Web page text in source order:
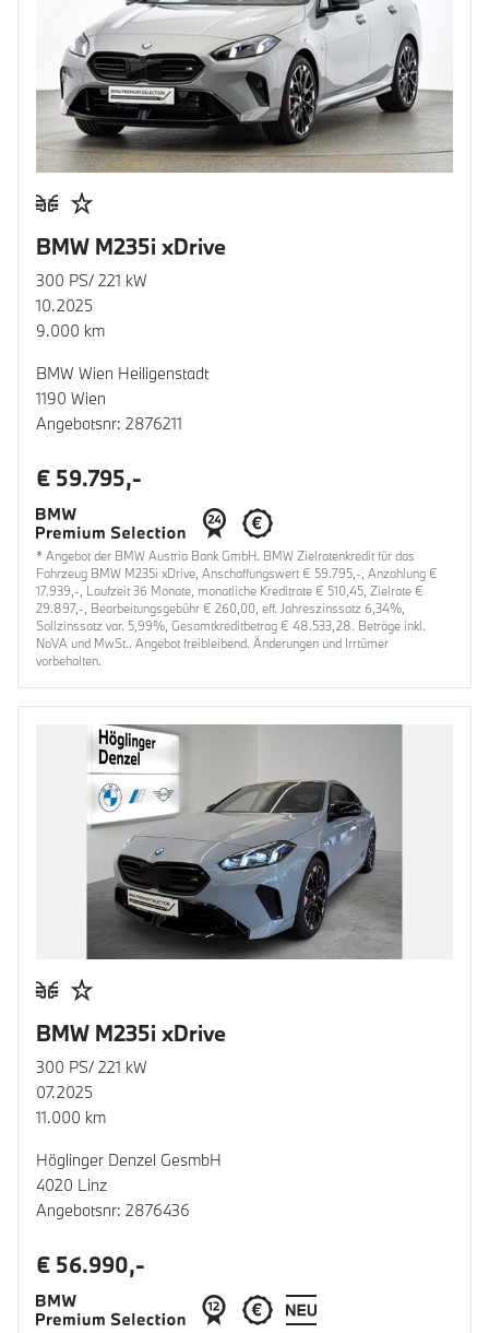
BMW M235i xDrive
300 PS/ 221 kW
10.2025
9.000 km
BMW Wien Heiligenstadt
1190 Wien
Angebotsnr: 2876211
€ 59.795,-
* Angebot der BMW Austria Bank GmbH. BMW Zielratenkredit für das
Fahrzeug BMW M235i xDrive, Anschaffungswert € 59.795,-, Anzahlung €
17.939,-, Laufzeit 36 Monate, monatliche Kreditrate € 510,45, Zielrate €
29.897,-, Bearbeitungsgebühr € 260,00, eff. Jahreszinssatz 6,34%,
Sollzinssatz var. 5,99%, Gesamtkreditbetrag € 48.533,28. Beträge inkl.
NoVA und MwSt.. Angebot freibleibend. Änderungen und Irrtümer
vorbehalten.
BMW M235i xDrive
300 PS/ 221 kW
07.2025
11.000 km
Höglinger Denzel GesmbH
4020 Linz
Angebotsnr: 2876436
€ 56.990,-